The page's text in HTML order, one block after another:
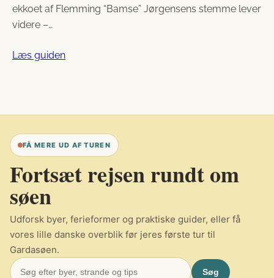
ekkoet af Flemming “Bamse” Jørgensens stemme lever
videre –…
Læs guiden
FÅ MERE UD AF TUREN
Fortsæt rejsen rundt om
søen
Udforsk byer, ferieformer og praktiske guider, eller få
vores lille danske overblik før jeres første tur til
Gardasøen.
Søg